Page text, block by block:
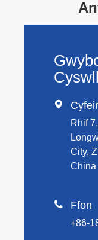

Rhif
City,
China
 Ffon
+86-